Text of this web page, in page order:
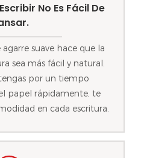
No Es Fácil De
suave hace que la
sea más fácil y natural.
por un tiempo
papel rápidamente, te
en cada escritura.